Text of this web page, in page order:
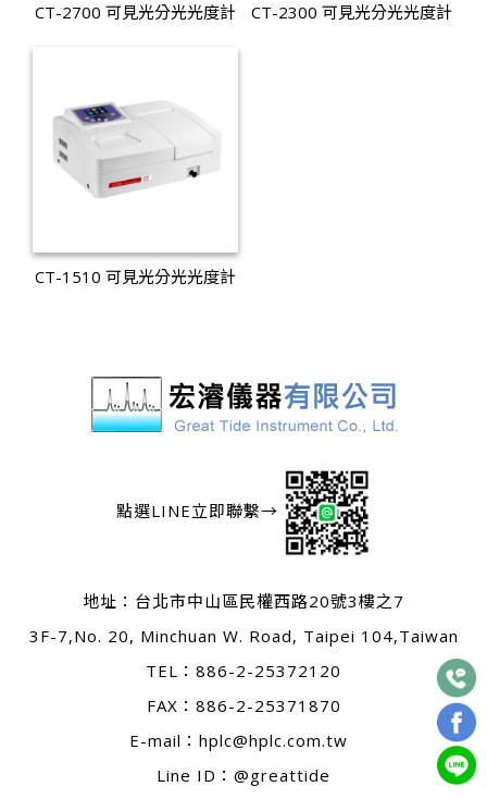
CT-2700 可見光分光光度計 CT-2300 可見光分光光度計
CT-1510 可見光分光光度計
點選LINE立即聯繫→
地址： 台北市中山區民權西路20號3樓之7
3F-7,No. 20, Minchuan W. Road, Taipei 104,Taiwan
TEL： 886-2-25372120
FAX：886-2-25371870
E-mail： hplc@hplc.com.tw
Line ID：@greattide